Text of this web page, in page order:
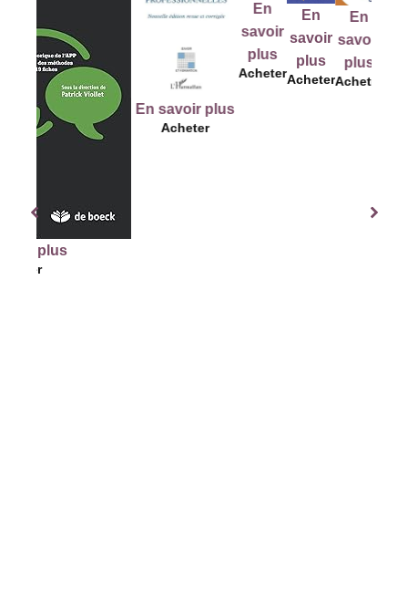
En savoir plus
En
plus
Acheter
En
savoir
plus
Acheter
En
savoir
plus
Acheter
En
savoir
plus
Acheter